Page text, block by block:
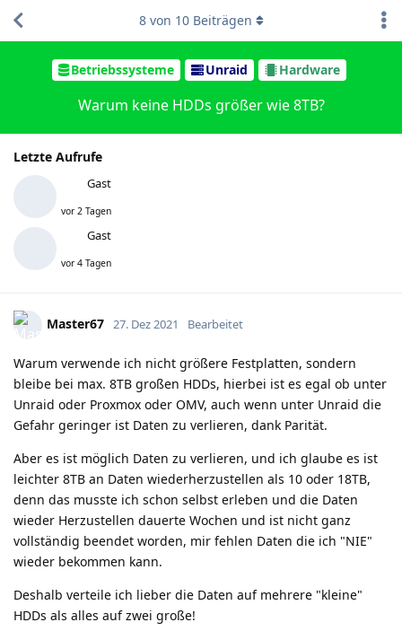
Betriebssysteme Unraid Hardware
Warum keine HDDs größer wie 8TB?
Letzte Aufrufe
Gast
vor 2 Tagen
Gast
vor 4 Tagen
8von 10Beiträgen
Master67 27. Dez 2021 Bearbeitet
Warum verwende ich nicht größere Festplatten, sondern
bleibe bei max. 8TB großen HDDs, hierbei ist es egal ob unter
Unraid oder Proxmox oder OMV, auch wenn unter Unraid die
Gefahr geringer ist Daten zu verlieren, dank Parität.
Aber es ist möglich Daten zu verlieren, und ich glaube es ist
leichter 8TB an Daten wiederherzustellen als 10 oder 18TB,
denn das musste ich schon selbst erleben und die Daten
wieder Herzustellen dauerte Wochen und ist nicht ganz
vollständig beendet worden, mir fehlen Daten die ich "NIE"
wieder bekommen kann.
Deshalb verteile ich lieber die Daten auf mehrere "kleine"
HDDs als alles auf zwei große!